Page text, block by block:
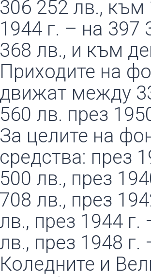
306 252 лв., към
1944 г. – на 397
368 лв., и към
Приходите на
движат между
560 лв. през
За целите на
средства: през
500 лв., през
708 лв., през
лв., през 1944 г.
лв., през 1948
Коледните и